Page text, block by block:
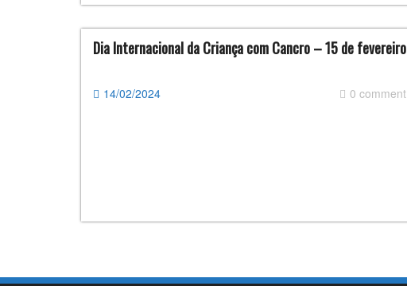
Dia Internacional da Criança com Cancro – 15 de fevereiro
14/02/2024 0 comment